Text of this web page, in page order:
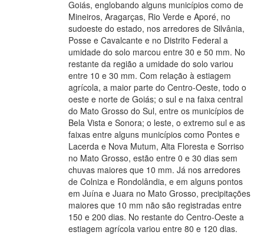
Goiás, englobando alguns municípios como de
Mineiros, Aragarças, Rio Verde e Aporé, no
sudoeste do estado, nos arredores de Silvânia,
Posse e Cavalcante e no Distrito Federal a
umidade do solo marcou entre 30 e 50 mm. No
restante da região a umidade do solo variou
entre 10 e 30 mm. Com relação à estiagem
agrícola, a maior parte do Centro-Oeste, todo o
oeste e norte de Goiás; o sul e na faixa central
do Mato Grosso do Sul, entre os municípios de
Bela Vista e Sonora; o leste, o extremo sul e as
faixas entre alguns municípios como Pontes e
Lacerda e Nova Mutum, Alta Floresta e Sorriso
no Mato Grosso, estão entre 0 e 30 dias sem
chuvas maiores que 10 mm. Já nos arredores
de Colniza e Rondolândia, e em alguns pontos
em Juína e Juara no Mato Grosso, precipitações
maiores que 10 mm não são registradas entre
150 e 200 dias. No restante do Centro-Oeste a
estiagem agrícola variou entre 80 e 120 dias.